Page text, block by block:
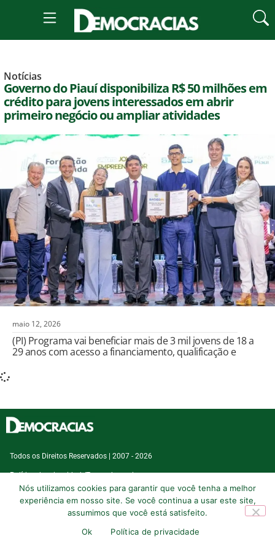
Notícias
Governo do Piauí disponibiliza R$ 50 milhões em
crédito para jovens interessados em abrir
primeiro negócio ou ampliar atividades
maio 12, 2026
(PI) Programa vai beneficiar mais de 3 mil jovens de 18 a
29 anos com acesso a financiamento, qualificação e
Todos os Direitos Reservados | 2007 - 2026
Política de privacidadeTermo de serviço
Nós utilizamos cookies para garantir que você tenha a melhor
experiência em nosso site. Se você continua a usar este site,
assumimos que você está satisfeito.
Ok
Política de privacidade